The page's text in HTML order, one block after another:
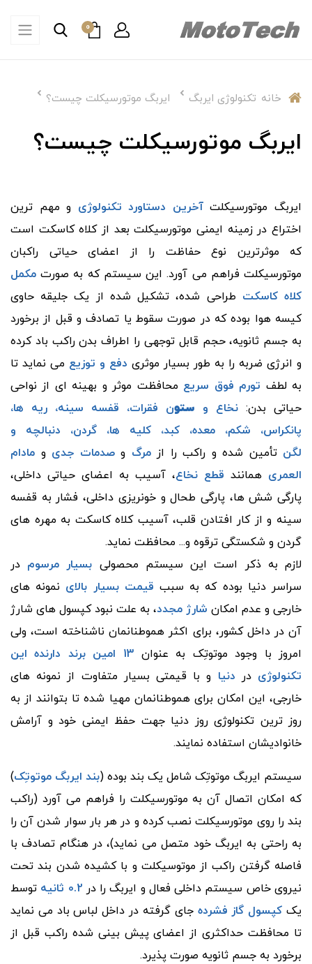
0
خانه تکنولوژی ایربگ ایربگ موتورسیکلت چیست؟
ایربگ موتورسیکلت چیست؟
ایربگ موتورسیکلتآخرین دستاورد تکنولوژی و مهم ترین
اختراع در زمینه ایمنی موتورسیکلت بعد از کلاه کاسکت است
که موثرترین نوع حفاظت را از اعضای حیاتی راکبان
موتورسیکلت فراهم می آورد. این سیستم که به صورت مکمل
کلاه کاسکت طراحی شده، تشکیل شده از یک جلیقه حاوی
کیسه هوا بوده که در صورت سقوط یا تصادف و قبل از برخورد
به جسم ثانویه، حجم قابل توجهی را اطراف بدن راکب باد کرده
و انرژی ضربه را به طور بسیار موثری دفع و توزیع می نماید تا
به لطف تورم فوق سریع محافظت موثر و بهینه ای از نواحی
حیاتی بدن: نخاع و ستون فقرات، قفسه سینه، ریه ها،
پانکراس، شکم، معده، کبد، کلیه ها، گردن، دنبالچه و
لگن تأمین شده و راکب را ازمرگ وصدمات جدی و مادام
العمری همانند قطع نخاع، آسیب به اعضای حیاتی داخلی،
پارگی شش ها، پارگی طحال و خونریزی داخلی، فشار به قفسه
سینه و از کار افتادن قلب، آسیب کلاه کاسکت به مهره های
گردن و شکستگی ترقوه و... محافظت نماید.
لازم به ذکر است این سیستم محصولی بسیار مرسوم در
سراسر دنیا بوده که به سبب قیمت بسیار بالای نمونه های
خارجی و عدم امکان شارژ مجدد، به علت نبود کپسول های شارژ
آن در داخل کشور، برای اکثر هموطنانمان ناشناخته است، ولی
امروز با وجود موتوتِک به عنوان 13 امین
برند دارنده این
تکنولوژیدر دنیا و با قیمتی بسیار متفاوت از نمونه های
خارجی، این امکان برای هموطنانمان مهیا شده تا بتوانند از به
روز ترین تکنولوژی روز دنیا جهت حفظ ایمنی خود و آرامش
خانوادیشان استفاده نمایند.
سیستم ایربگ موتوتِک شامل یک بند بوده (بند ایربگ موتوتِک)
که امکان اتصال آن به موتورسیکلت را فراهم می آورد (راکب
بند را روی موتورسیکلت نصب کرده و در هر بار سوار شدن آن را
به راحتی به ایربگ خود متصل می نماید)، در هنگام تصادف با
فاصله گرفتن راکب از موتوسیکلت و با کشیده شدن بند تحت
نیروی خاص سیستم داخلی فعال و ایربگ را در 0.2 ثانیه
توسط
یک کپسول گاز فشرده جای گرفته در داخل لباس باد می نماید
تا محافظت حداکثری از اعضای پیش بینی شده راکب قبل از
برخورد به جسم ثانویه صورت پذیرد.